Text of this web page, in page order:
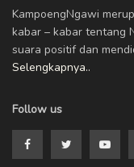
KampoengNgawi
kabar – kabar tentang
suara positif dan
Selengkapnya..
Follow us